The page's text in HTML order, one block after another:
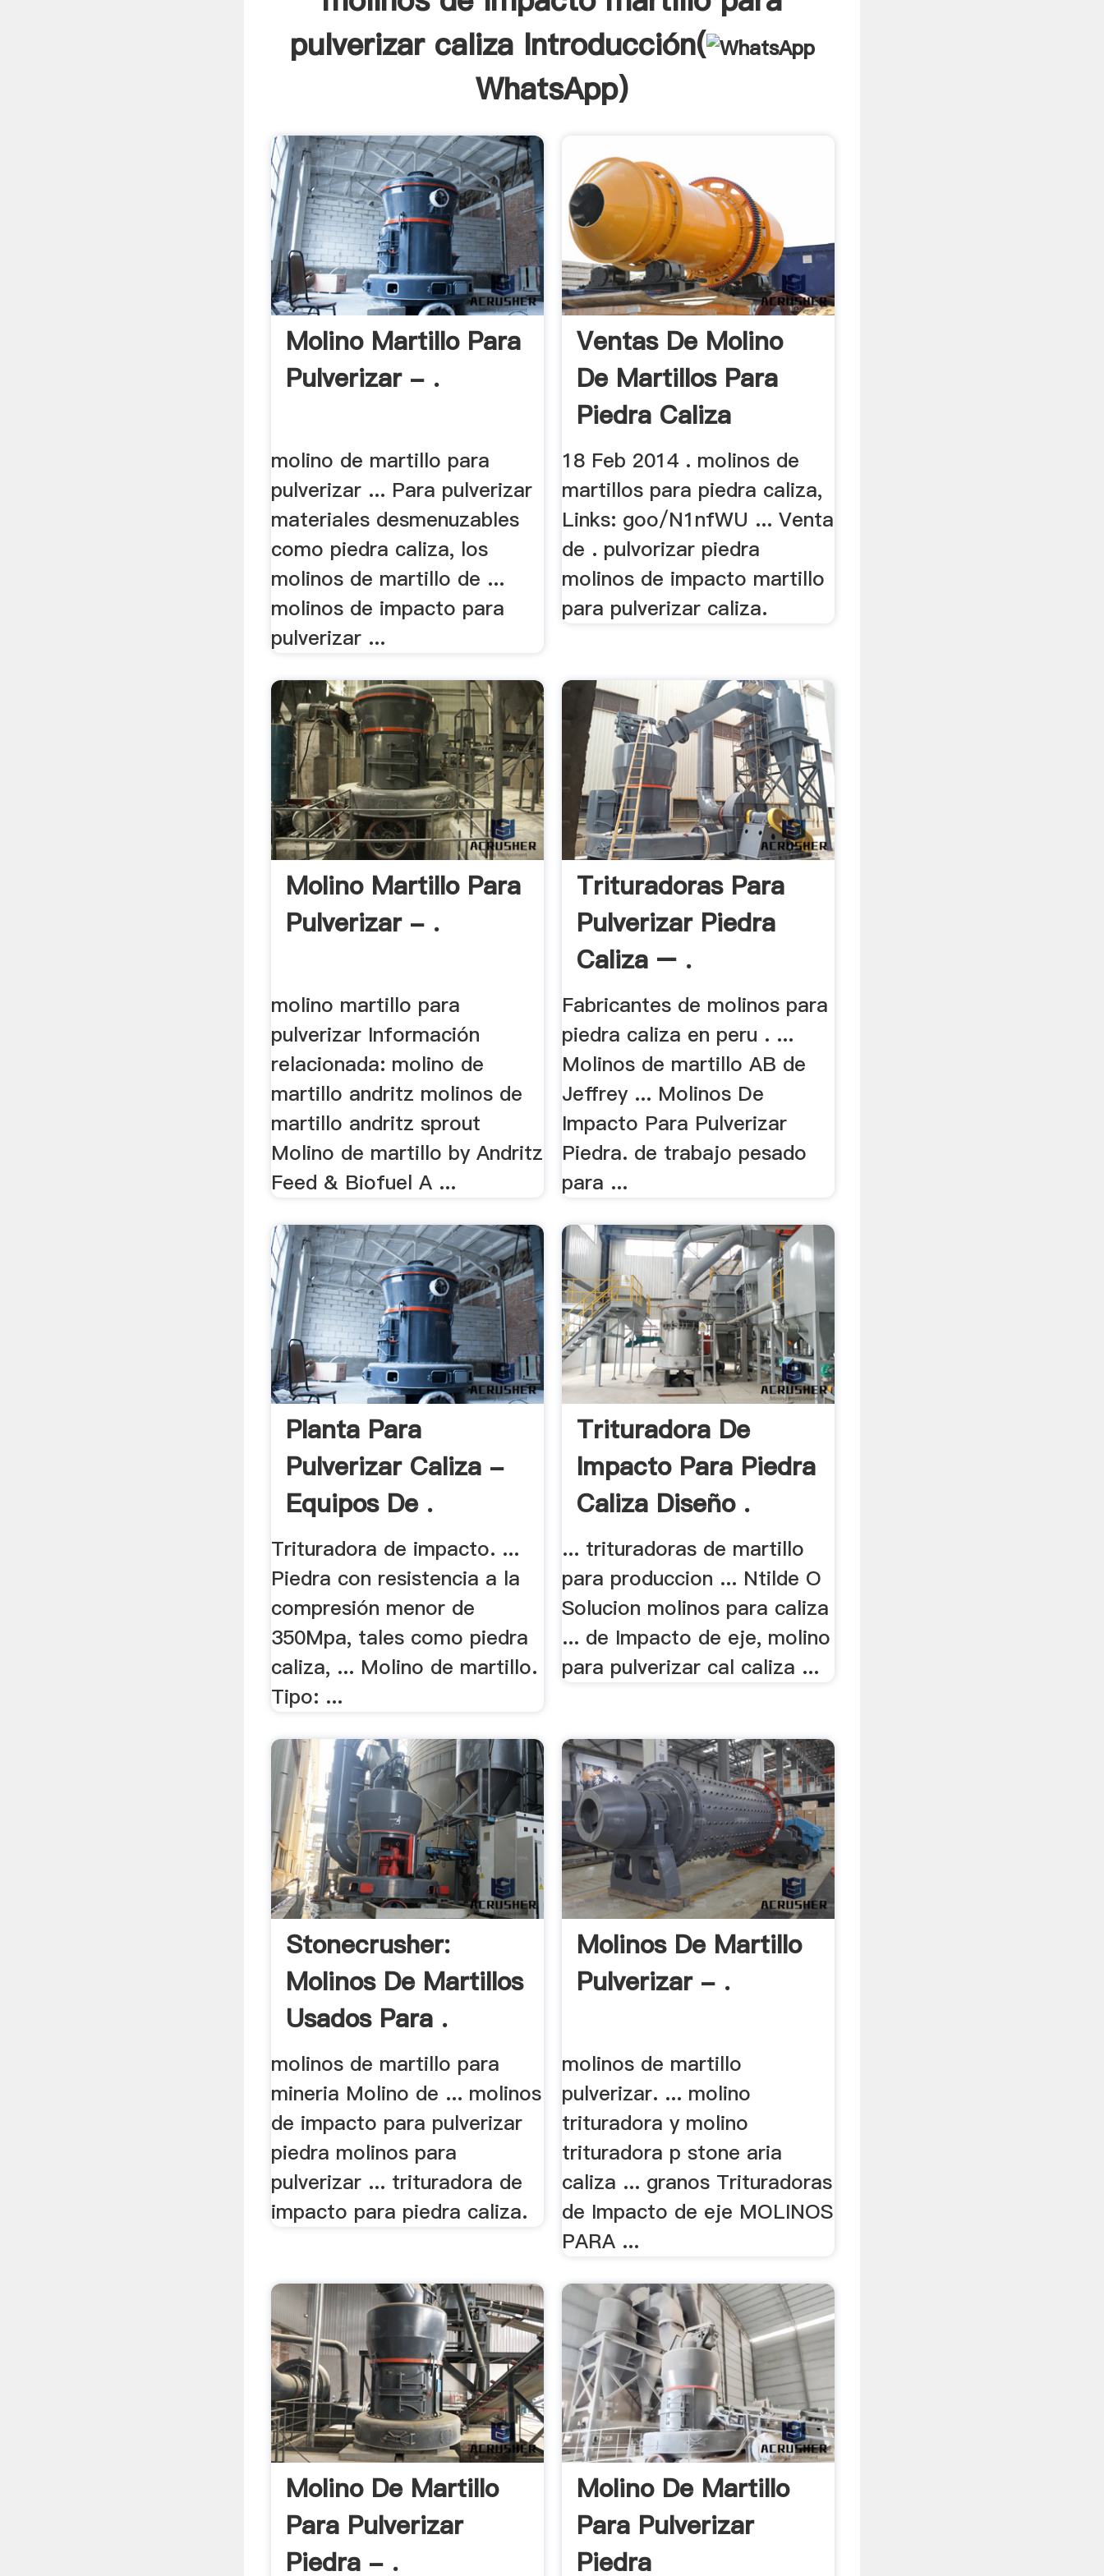
pulverizar caliza Introducción(
WhatsApp)
Molino Martillo Para
Pulverizar - .
molino de martillo para
pulverizar ... Para pulverizar
materiales desmenuzables
como piedra caliza, los
molinos de martillo de ...
molinos de impacto para
pulverizar ...
Ventas De Molino
De Martillos Para
Piedra Caliza
18 Feb 2014 . molinos de
martillos para piedra caliza,
Links: goo/N1nfWU ... Venta
de . pulvorizar piedra
molinos de impacto martillo
para pulverizar caliza.
Molino Martillo Para
Pulverizar - .
molino martillo para
pulverizar Información
relacionada: molino de
martillo andritz molinos de
martillo andritz sprout
Molino de martillo by Andritz
Feed & Biofuel A ...
Trituradoras Para
Pulverizar Piedra
Caliza – .
Fabricantes de molinos para
piedra caliza en peru . ...
Molinos de martillo AB de
Jeffrey ... Molinos De
Impacto Para Pulverizar
Piedra. de trabajo pesado
para ...
Planta Para
Pulverizar Caliza -
Equipos De .
Trituradora de impacto. ...
Piedra con resistencia a la
compresión menor de
350Mpa, tales como piedra
caliza, ... Molino de martillo.
Tipo: ...
Trituradora De
Impacto Para Piedra
Caliza Diseño .
... trituradoras de martillo
para produccion ... Ntilde O
Solucion molinos para caliza
... de Impacto de eje, molino
para pulverizar cal caliza ...
Stonecrusher:
Molinos De Martillos
Usados Para .
molinos de martillo para
mineria Molino de ... molinos
de impacto para pulverizar
piedra molinos para
pulverizar ... trituradora de
impacto para piedra caliza.
Molinos De Martillo
Pulverizar - .
molinos de martillo
pulverizar. ... molino
trituradora y molino
trituradora p stone aria
caliza ... granos Trituradoras
de Impacto de eje MOLINOS
PARA ...
Molino De Martillo
Para Pulverizar
Piedra - .
Molino De Martillo
Para Pulverizar
Piedra